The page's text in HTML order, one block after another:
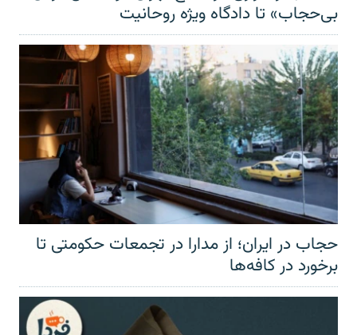
بی‌حجاب» تا دادگاه ویژه روحانیت
حجاب در ایران؛ از مدارا در تجمعات حکومتی تا
برخورد در کافه‌ها